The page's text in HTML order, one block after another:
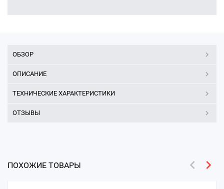
ОБЗОР
ОПИСАНИЕ
ТЕХНИЧЕСКИЕ ХАРАКТЕРИСТИКИ
ОТЗЫВЫ
ПОХОЖИЕ ТОВАРЫ